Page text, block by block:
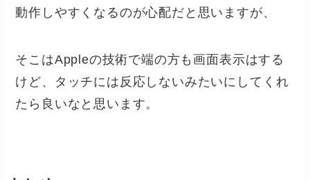
動作しやすくなるのが心配だと思いますが、
そこはAppleの技術で端の方も画面表示はする
けど、タッチには反応しないみたいにしてくれ
たら良いなと思います。